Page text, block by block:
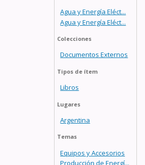
Agua y Energía Eléct...
Agua y Energía Eléct...
Colecciones
Documentos Externos
Tipos de ítem
Libros
Lugares
Argentina
Temas
Equipos y Accesorios
Producción de Energí...